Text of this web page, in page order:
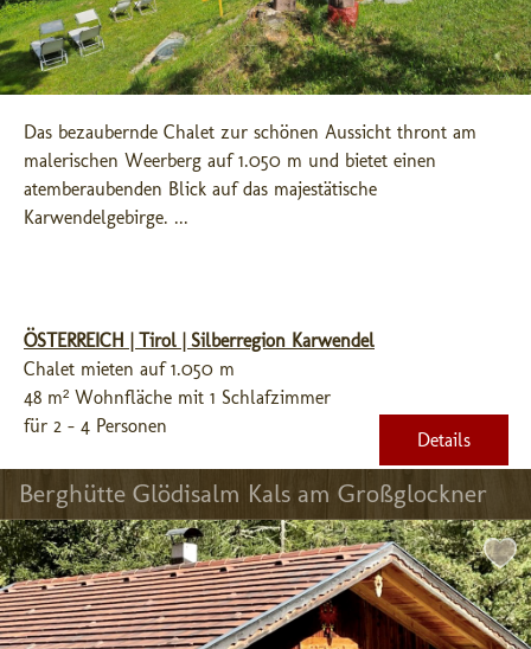
Das bezaubernde Chalet zur schönen Aussicht thront am
malerischen Weerberg auf 1.050 m und bietet einen
atemberaubenden Blick auf das majestätische
Karwendelgebirge. ...
ÖSTERREICH | Tirol | Silberregion Karwendel
Chalet mieten auf 1.050 m
48 m² Wohnfläche mit 1 Schlafzimmer
für 2 - 4 Personen
Details
Berghütte Glödisalm Kals am Großglockner